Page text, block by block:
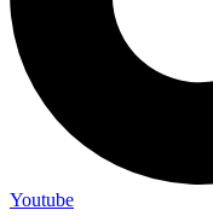
Youtube